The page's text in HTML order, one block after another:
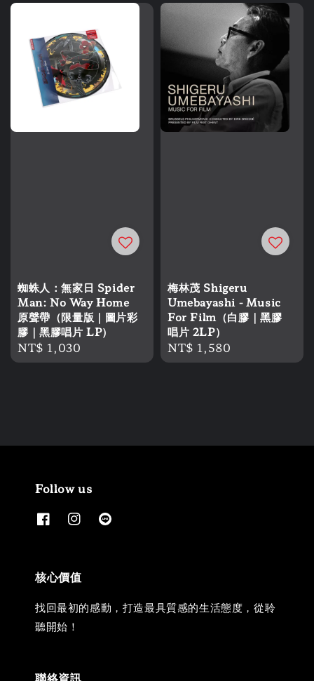
蜘蛛人：無家日 Spider
Man: No Way Home
原聲帶（限量版｜圖片彩
膠｜黑膠唱片 LP）
Regular
price
NT$ 1,030
梅林茂 Shigeru
Umebayashi - Music
For Film（白膠｜黑膠
唱片 2LP）
Regular
price
NT$ 1,580
Follow us
核心價值
找回最初的感動，打造最具質感的生活態度，從聆
聽開始！
聯絡資訊